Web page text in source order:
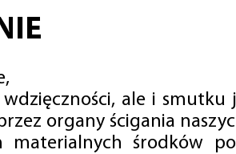
wdzięczności, ale i smutku
organy ścigania
materialnych środków